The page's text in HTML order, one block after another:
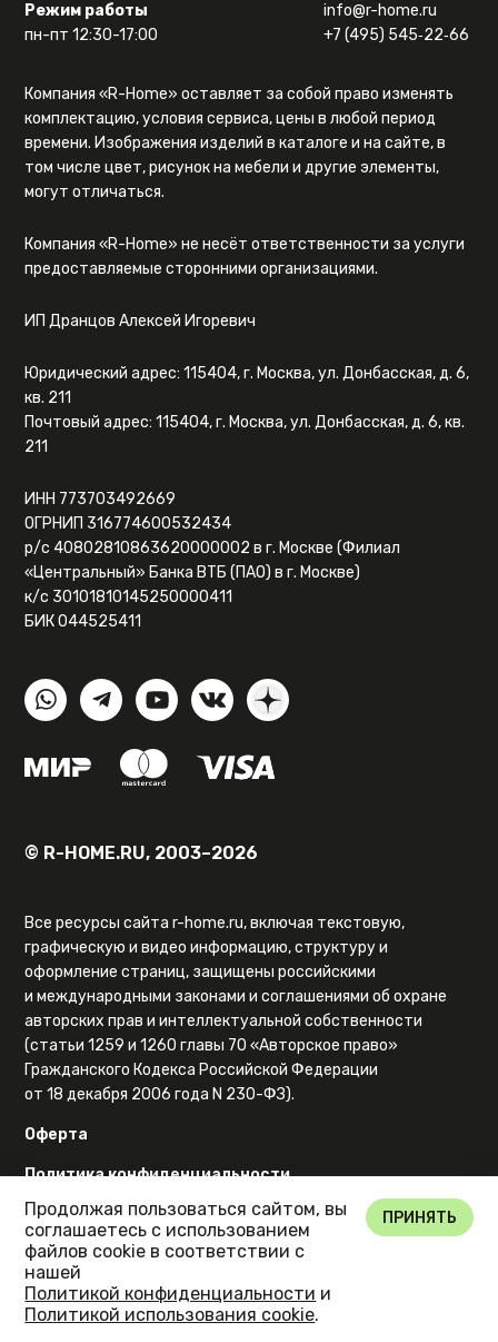
Режим работы
пн-пт 12:30-17:00
info@r-home.ru
+7 (495) 545‑22‑66
Компания «R-Home» оставляет за собой право изменять
комплектацию, условия сервиса, цены в любой период
времени. Изображения изделий в каталоге и на сайте, в
том числе цвет, рисунок на мебели и другие элементы,
могут отличаться.
Компания «R-Home» не несёт ответственности за услуги
предоставляемые сторонними организациями.
ИП Дранцов Алексей Игоревич
Юридический адрес: 115404, г. Москва, ул. Донбасская, д. 6,
кв. 211
Почтовый адрес: 115404, г. Москва, ул. Донбасская, д. 6, кв.
211
ИНН 773703492669
ОГРНИП 316774600532434
р/с 40802810863620000002 в г. Москве (Филиал
«Центральный» Банка ВТБ (ПАО) в г. Москве)
к/с 30101810145250000411
БИК 044525411
© R-HOME.RU, 2003–2026
Все ресурсы сайта r-home.ru, включая текстовую,
графическую и видео информацию, структуру и
оформление страниц, защищены российскими
и международными законами и соглашениями об охране
авторских прав и интеллектуальной собственности
(статьи 1259 и 1260 главы 70 «Авторское право»
Гражданского Кодекса Российской Федерации
от 18 декабря 2006 года N 230-ФЗ).
Оферта
Политика конфиденциальности
Карта сайта
Продолжая пользоваться сайтом, вы
соглашаетесь с использованием
файлов cookie в соответствии с
нашей
Политикой конфиденциальности и
Политикой использования cookie.
ПРИНЯТЬ